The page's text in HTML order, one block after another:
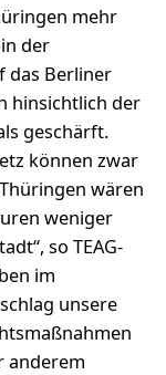
mehr
der
das Berliner
hinsichtlich der
geschärft.
können zwar
wären
weniger
so TEAG-
im
unsere
anderem